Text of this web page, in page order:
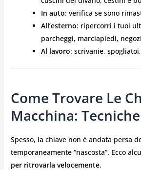
In auto: verifica se sono
All’esterno: ripercorri i tuoi
parcheggi, marciapiedi, negozi
Al lavoro: scrivanie,
Come Trovare Le
Macchina:
Spesso, la chiave non è andata persa
temporaneamente “nascosta”. Ecco
per ritrovarla velocemente.